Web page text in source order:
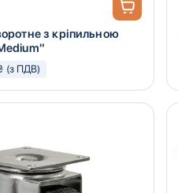
з кріпильною
(з ПДВ)